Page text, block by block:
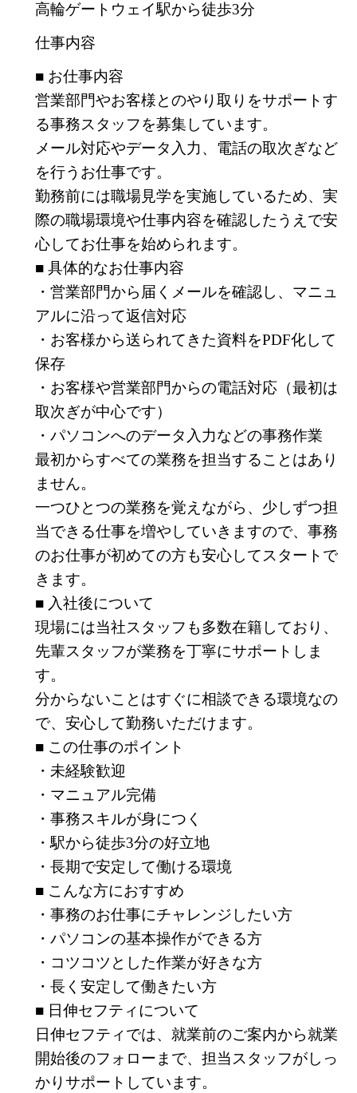
高輪ゲートウェイ駅から徒歩3分
仕事内容
■ お仕事内容
営業部門やお客様とのやり取りをサポートす
る事務スタッフを募集しています。
メール対応やデータ入力、電話の取次ぎなど
を行うお仕事です。
勤務前には職場見学を実施しているため、実
際の職場環境や仕事内容を確認したうえで安
心してお仕事を始められます。
■ 具体的なお仕事内容
・営業部門から届くメールを確認し、マニュ
アルに沿って返信対応
・お客様から送られてきた資料をPDF化して
保存
・お客様や営業部門からの電話対応（最初は
取次ぎが中心です）
・パソコンへのデータ入力などの事務作業
最初からすべての業務を担当することはあり
ません。
一つひとつの業務を覚えながら、少しずつ担
当できる仕事を増やしていきますので、事務
のお仕事が初めての方も安心してスタートで
きます。
■ 入社後について
現場には当社スタッフも多数在籍しており、
先輩スタッフが業務を丁寧にサポートしま
す。
分からないことはすぐに相談できる環境なの
で、安心して勤務いただけます。
■ この仕事のポイント
・未経験歓迎
・マニュアル完備
・事務スキルが身につく
・駅から徒歩3分の好立地
・長期で安定して働ける環境
■ こんな方におすすめ
・事務のお仕事にチャレンジしたい方
・パソコンの基本操作ができる方
・コツコツとした作業が好きな方
・長く安定して働きたい方
■ 日伸セフティについて
日伸セフティでは、就業前のご案内から就業
開始後のフォローまで、担当スタッフがしっ
かりサポートしています。